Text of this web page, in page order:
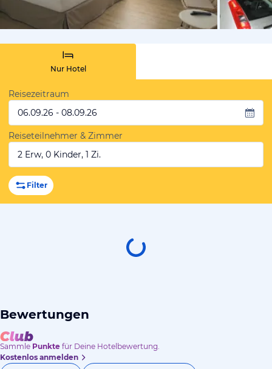
vom
Nur Hotel
Reisezeitraum
06.09.26 - 08.09.26
Reiseteilnehmer & Zimmer
2 Erw, 0 Kinder, 1 Zi.
Filter
Bewertungen
Sammle Punkte für Deine Hotelbewertung.
Kostenlos anmelden